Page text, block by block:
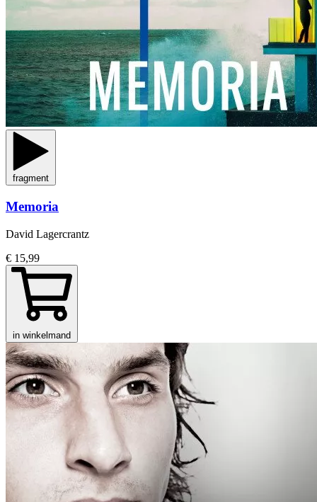
fragment
Memoria
David Lagercrantz
€ 15,99
in winkelmand